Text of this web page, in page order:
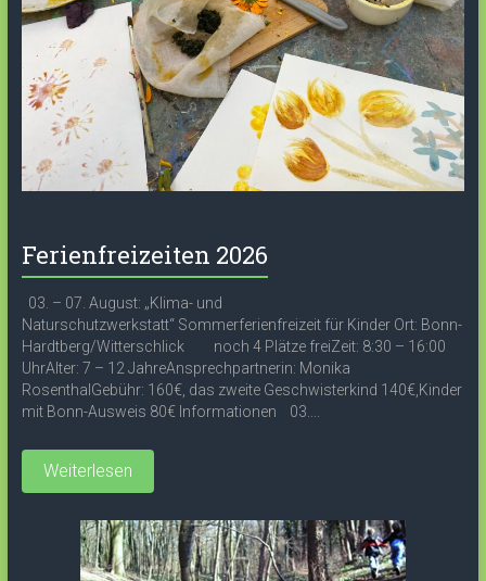
Ferienfreizeiten 2026
03. – 07. August: „Klima- und
Naturschutzwerkstatt“ Sommerferienfreizeit für Kinder Ort: Bonn-
Hardtberg/Witterschlick noch 4 Plätze freiZeit: 8:30 – 16:00
UhrAlter: 7 – 12 JahreAnsprechpartnerin: Monika
RosenthalGebühr: 160€, das zweite Geschwisterkind 140€,Kinder
mit Bonn-Ausweis 80€ Informationen 03....
Weiterlesen